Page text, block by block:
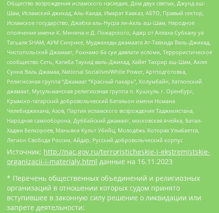
Общество возрождения исламского наследия, Дом двух святых, Джунд аш-
Шам, Исламский джихад, Аль-Каида, Имарат Кавказ, АБТО, Правый сектор,
Исламское государство, Джабха аль-Нусра ли-Ахль аш-Шам, Народное
ополчение имени К. Минина и Д. Пожарского, Аджр от Аллаха Субхану уа
Тагьаля SHAM, АУМ Синрике, Муджахеды джамаата Ат-Тавхида Валь-Джихад,
Чистопольский Джамаат, Рохнамо ба суи давлати исломи, Террористическое
сообщество Сеть, Катиба Таухид валь-Джихад, Хайят Тахрир аш-Шам, Ахлю
Сунна Валь Джамаа, National Socialism/White Power, Артподготовка,
Религиозная группа “Джамаат “Красный пахарь”, Колумбайн, Хатлонский
джамаат, Мусульманская религиозная группа п. Кушкуль г. Оренбург,
Крымско-татарский добровольческий батальон имени Номана
Челебиджихана, Азов, Партия исламского возрождения Таджикистана,
Народная самооборона, Дуббайский джамаат, московская ячейка, Батал-
Хаджи Белхороев, Маньяки Культ Убийц, Молодёжь Которая Улыбается,
Легион Свобода России, Айдар, Русский добровольческий корпус
Источник: http://nac.gov.ru/terroristicheskie-i-ekstremistskie-
organizacii-i-materialy.html данные на 16.11.2023
* Перечень общественных объединений и религиозных
организаций в отношении которых судом принято
вступившее в законную силу решение о ликвидации или
запрете деятельности: